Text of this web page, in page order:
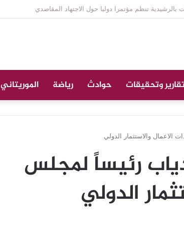
الراحل الخليل ولد الطيب في جامع ابن عباس
وتحقيقات حوادث رياضة الموريتاني TV
والاستثمار الدولي
رئيساً لمجلس
الدولي